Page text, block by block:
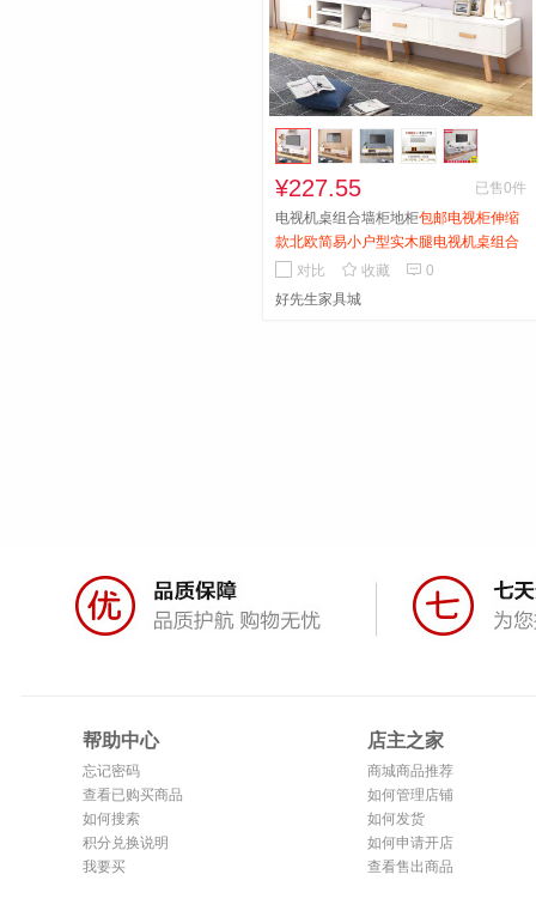
¥227.55
已售0件
电视机桌组合墙柜地柜包邮电视柜伸缩
款北欧简易小户型实木腿电视机桌组合
墙柜地柜
对比  收藏  0
好先生家具城
帮助中心
忘记密码
查看已购买商品
如何搜索
积分兑换说明
我要买
店主之家
商城商品推荐
如何管理店铺
如何发货
如何申请开店
查看售出商品